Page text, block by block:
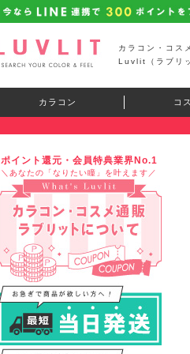
カラコン・コス
Luvlit（ラブリ
カラコン コ
ポイント還元・会員特典業界No.1
＼あなたの「なりたい瞳」を叶えます／